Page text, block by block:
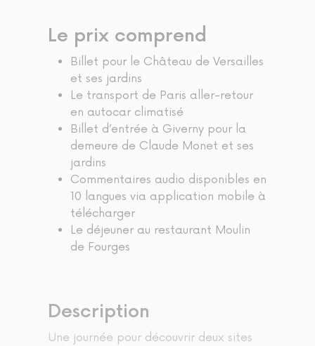
Le prix comprend
Billet pour le Château de Versailles
et ses jardins
Le transport de Paris aller-retour
en autocar climatisé
Billet d’entrée à Giverny pour la
demeure de Claude Monet et ses
jardins
Commentaires audio disponibles en
10 langues via application mobile à
télécharger
Le déjeuner au restaurant Moulin
de Fourges
Description
Une journée pour découvrir deux sites